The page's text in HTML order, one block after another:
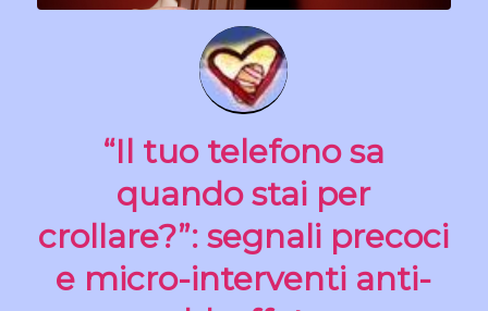
“Il tuo telefono sa
quando stai per
crollare?”: segnali precoci
e micro-interventi anti-